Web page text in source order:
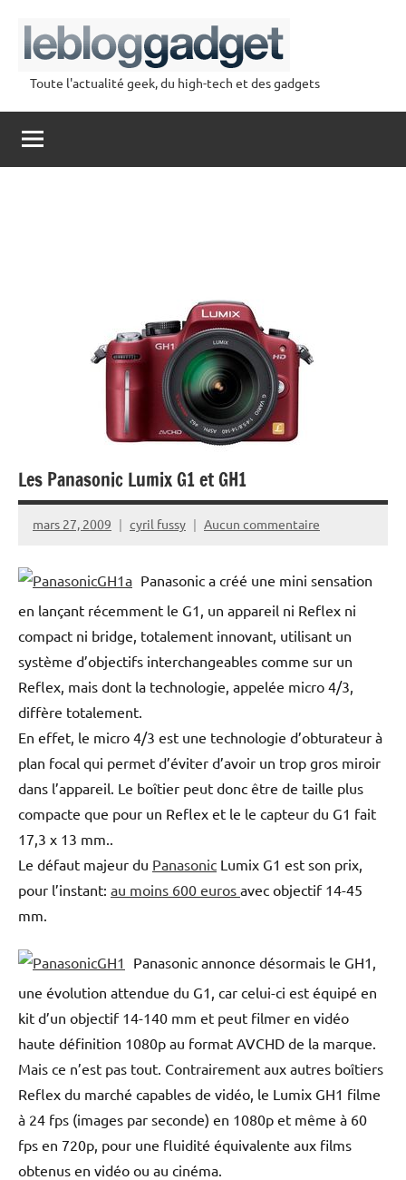
contenu
lebloggadget
Toute l'actualité geek, du high-tech et des gadgets
Les Panasonic Lumix G1 et GH1
mars 27, 2009 cyril fussy Aucun commentaire
Panasonic a créé une mini sensation
en lançant récemment le G1, un appareil ni Reflex ni
compact ni bridge, totalement innovant, utilisant un
système d’objectifs interchangeables comme sur un
Reflex, mais dont la technologie, appelée micro 4/3,
diffère totalement.
En effet, le micro 4/3 est une technologie d’obturateur à
plan focal qui permet d’éviter d’avoir un trop gros miroir
dans l’appareil. Le boîtier peut donc être de taille plus
compacte que pour un Reflex et le le capteur du G1 fait
17,3 x 13 mm..
Le défaut majeur du Panasonic Lumix G1 est son prix,
pour l’instant: au moins 600 euros avec objectif 14-45
mm.
Panasonic annonce désormais le GH1,
une évolution attendue du G1, car celui-ci est équipé en
kit d’un objectif 14-140 mm et peut filmer en vidéo
haute définition 1080p au format AVCHD de la marque.
Mais ce n’est pas tout. Contrairement aux autres boîtiers
Reflex du marché capables de vidéo, le Lumix GH1 filme
à 24 fps (images par seconde) en 1080p et même à 60
fps en 720p, pour une fluidité équivalente aux films
obtenus en vidéo ou au cinéma.